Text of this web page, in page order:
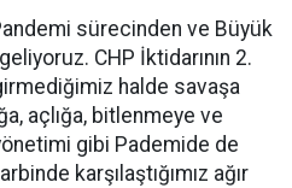
sürecinden ve Büyük
CHP İktidarının 2.
halde savaşa
açlığa, bitlenmeye ve
gibi Pademide de
karşılaştığımız ağır